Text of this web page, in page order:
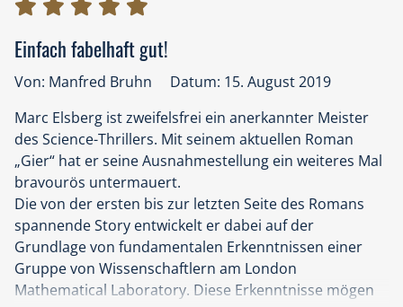
Einfach fabelhaft gut!
Von: Manfred Bruhn
Datum: 15. August 2019
Marc Elsberg ist zweifelsfrei ein anerkannter Meister
des Science-Thrillers. Mit seinem aktuellen Roman
„Gier“ hat er seine Ausnahmestellung ein weiteres Mal
bravourös untermauert.
Die von der ersten bis zur letzten Seite des Romans
spannende Story entwickelt er dabei auf der
Grundlage von fundamentalen Erkenntnissen einer
Gruppe von Wissenschaftlern am London
Mathematical Laboratory. Diese Erkenntnisse mögen